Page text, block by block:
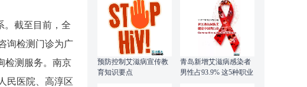
。截至目前，全
询检测门诊为广
检测服务。南京
民医院、高淳区
预防控制艾滋病宣传教
育知识要点
青岛新增艾滋病感染者
男性占93.9% 这5种职业